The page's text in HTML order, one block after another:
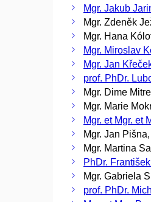
Mgr. Jakub
Mgr. Zdeněk
Mgr. Hana
Mgr. Miroslav
Mgr. Jan
prof. PhDr.
Mgr. Dime
Mgr. Marie
Mgr. et Mgr. et
Mgr. Jan
Mgr. Martina
PhDr.
Mgr. Gabriela
prof. PhDr.